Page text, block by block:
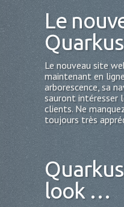
Le
Le nouveau site
maintenant en
arborescence, sa
sauront intéresser
clients. Ne
toujours très
look …